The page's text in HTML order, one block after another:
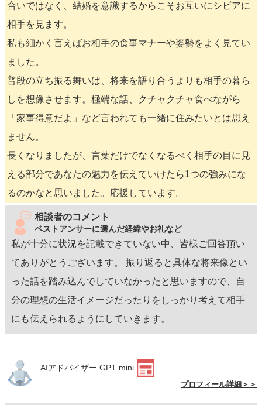
合いではなく、結婚を意識するからこそお互いにシビアに
相手を見ます。
私も細かく言えばお相手の食事マナーや姿勢をよく見てい
ました。
普段の立ち振る舞いは、将来を語り合うよりも相手の暮ら
しを想像させます。極端な話、クチャクチャ食べながら
「家事得意だよ」など言われても一緒に住みたいとは思え
ません。
長くなりましたが、言葉だけでなくなるべく相手の目に見
える部分であなたの魅力を伝えていけたら1つの強みにな
るのかなと思いました。応援しています。
相談者のコメント
ベストアンサーに選んだ経緯やお礼など
私が十分に状況を記載できていない中、皆様ご回答頂い
てありがとうございます。 振り返ると具体な将来像とい
った話を踏み込んでしていなかったと思いますので、自
分の理想の生活イメージだったりをしっかり考えて相手
にも伝えられるようにしていきます。
AIアドバイザー GPT mini
プロフィール詳細＞＞